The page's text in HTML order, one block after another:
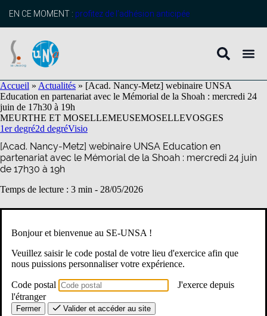
principal
EN CE MOMENT : profitez de l’adhésion anticipée
Accueil » Actualités » [Acad. Nancy-Metz] webinaire UNSA
Education en partenariat avec le Mémorial de la Shoah : mercredi 24
juin de 17h30 à 19h
MEURTHE ET MOSELLEMEUSEMOSELLEVOSGES
1er degré2d degréVisio
[Acad. Nancy-Metz] webinaire UNSA Education en
partenariat avec le Mémorial de la Shoah : mercredi 24 juin
de 17h30 à 19h
Temps de lecture : 3 min - 28/05/2026
Bonjour et bienvenue au SE-UNSA !
Veuillez saisir le code postal de votre lieu d'exercice afin que
nous puissions personnaliser votre expérience.
Code postal
J'exerce depuis
l'étranger
Fermer Valider et accéder au site